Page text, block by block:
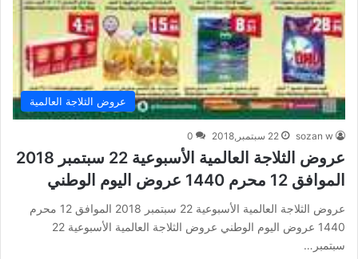
عروض الثلاجة العالمية
sozan w 22 سبتمبر,2018 0
عروض الثلاجة العالمية الأسبوعية 22 سبتمبر 2018
الموافق 12 محرم 1440 عروض اليوم الوطني
عروض الثلاجة العالمية الأسبوعية 22 سبتمبر 2018 الموافق 12 محرم
1440 عروض اليوم الوطني عروض الثلاجة العالمية الأسبوعية 22
سبتمبر…